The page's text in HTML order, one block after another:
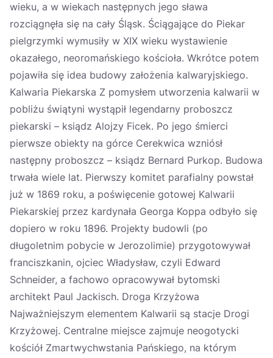
wieku, a w wiekach następnych jego sława
rozciągnęła się na cały Śląsk. Ściągające do Piekar
pielgrzymki wymusiły w XIX wieku wystawienie
okazałego, neoromańskiego kościoła. Wkrótce potem
pojawiła się idea budowy założenia kalwaryjskiego.
Kalwaria Piekarska Z pomysłem utworzenia kalwarii w
pobliżu świątyni wystąpił legendarny proboszcz
piekarski – ksiądz Alojzy Ficek. Po jego śmierci
pierwsze obiekty na górce Cerekwica wzniósł
następny proboszcz – ksiądz Bernard Purkop. Budowa
trwała wiele lat. Pierwszy komitet parafialny powstał
już w 1869 roku, a poświęcenie gotowej Kalwarii
Piekarskiej przez kardynała Georga Koppa odbyło się
dopiero w roku 1896. Projekty budowli (po
długoletnim pobycie w Jerozolimie) przygotowywał
franciszkanin, ojciec Władysław, czyli Edward
Schneider, a fachowo opracowywał bytomski
architekt Paul Jackisch. Droga Krzyżowa
Najważniejszym elementem Kalwarii są stacje Drogi
Krzyżowej. Centralne miejsce zajmuje neogotycki
kościół Zmartwychwstania Pańskiego, na którym